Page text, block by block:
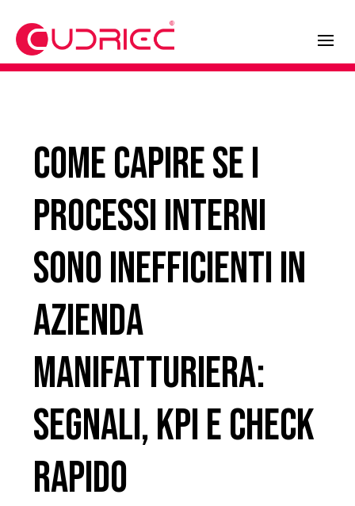
Come capire se i
processi interni
sono inefficienti in
azienda
manifatturiera:
segnali, KPI e check
rapido